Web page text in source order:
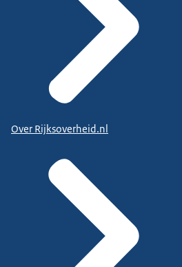
Over Rijksoverheid.nl